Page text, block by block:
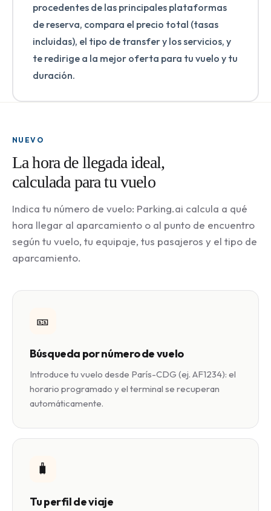
procedentes de las principales plataformas
de reserva, compara el precio total (tasas
incluidas), el tipo de transfer y los servicios, y
te redirige a la mejor oferta para tu vuelo y tu
duración.
NUEVO
La hora de llegada ideal,
calculada para tu vuelo
Indica tu número de vuelo: Parking.ai calcula a qué
hora llegar al aparcamiento o al punto de encuentro
según tu vuelo, tu equipaje, tus pasajeros y el tipo de
aparcamiento.
🎫
Búsqueda por número de vuelo
Introduce tu vuelo desde París-CDG (ej. AF1234): el
horario programado y el terminal se recuperan
automáticamente.
🧳
Tu perfil de viaje